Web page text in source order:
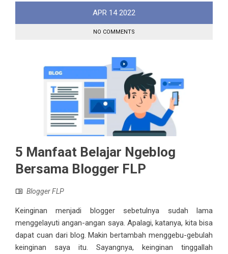
APR 14 2022
NO COMMENTS
5 Manfaat Belajar Ngeblog
Bersama Blogger FLP
Blogger FLP
Keinginan menjadi blogger sebetulnya sudah lama
menggelayuti angan-angan saya. Apalagi, katanya, kita bisa
dapat cuan dari blog. Makin bertambah menggebu-gebulah
keinginan saya itu. Sayangnya, keinginan tinggallah